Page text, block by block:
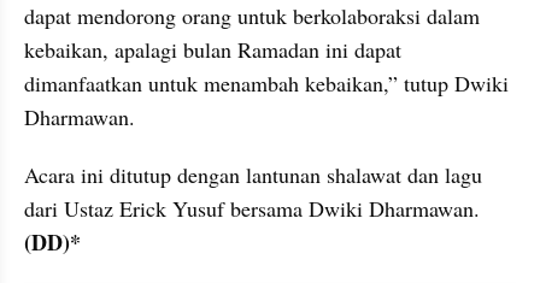
dapat mendorong orang untuk berkolaboraksi dalam
kebaikan, apalagi bulan Ramadan ini dapat
dimanfaatkan untuk menambah kebaikan,” tutup Dwiki
Dharmawan.
Acara ini ditutup dengan lantunan shalawat dan lagu
(DD)*